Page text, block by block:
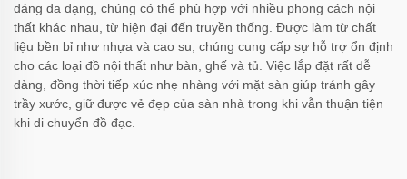
dáng đa dạng, chúng có thể phù hợp với nhiều phong cách nội
thất khác nhau, từ hiện đại đến truyền thống. Được làm từ chất
liệu bền bỉ như nhựa và cao su, chúng cung cấp sự hỗ trợ ổn định
cho các loại đồ nội thất như bàn, ghế và tủ. Việc lắp đặt rất dễ
dàng, đồng thời tiếp xúc nhẹ nhàng với mặt sàn giúp tránh gây
trầy xước, giữ được vẻ đẹp của sàn nhà trong khi vẫn thuận tiện
khi di chuyển đồ đạc.